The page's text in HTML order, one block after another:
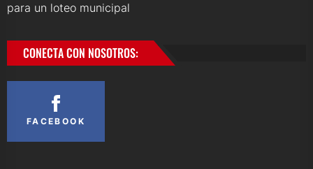
para un loteo municipal
CONECTA CON NOSOTROS:
FACEBOOK